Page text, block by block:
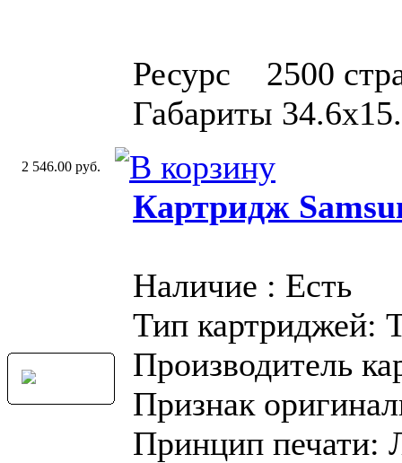
Ресурс 2500
Габариты
2 546.00 руб.
Картридж
Наличие : Есть
Тип картриджей:
Производитель
Признак
Принцип печати: